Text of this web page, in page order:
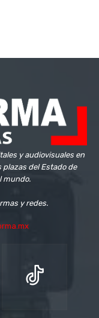
y audiovisuales en
del Estado de
mundo.
y redes.